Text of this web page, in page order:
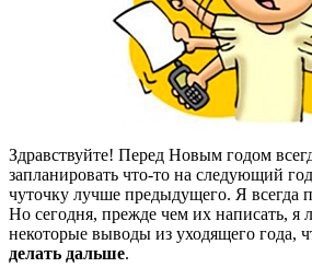
Здравствуйте! Перед Новым годом
запланировать что-то на следующий
чуточку лучше предыдущего. Я всегда
Но сегодня, прежде чем их написать, я
некоторые выводы из уходящего года,
делать дальше.